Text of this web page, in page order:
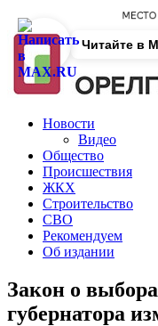
Новости
Видео
Общество
Происшествия
ЖКХ
Строительство
СВО
Рекомендуем
Об издании
Закон о
губернатора
Читайте в